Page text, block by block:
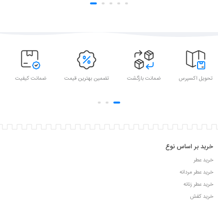
تحویل اکسپرس ضمانت بازگشت تضمین بهترین قیمت ضمانت کیفیت
خرید بر اساس نوع
خرید عطر
خرید عطر مردانه
خرید عطر زنانه
خرید کفش